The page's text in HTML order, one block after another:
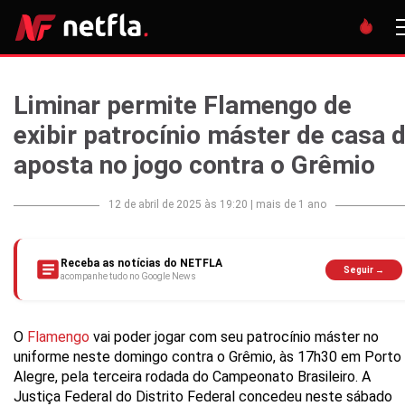
Liminar permite Flamengo de
exibir patrocínio máster de casa
aposta no jogo contra o Grêmio
12 de abril de 2025 às 19:20 mais de 1 ano
Receba as notícias do NETFLA
acompanhe tudo no Google News
Seguir →
O Flamengo vai poder jogar com seu patrocínio máster no
uniforme neste domingo contra o Grêmio, às 17h30 em Porto
Alegre, pela terceira rodada do Campeonato Brasileiro. A
Justiça Federal do Distrito Federal concedeu neste sábado